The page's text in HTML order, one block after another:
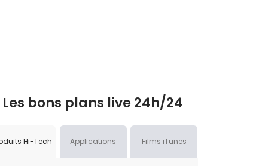
Les bons plans live 24h/24
Hi-Tech Applications Films iTunes